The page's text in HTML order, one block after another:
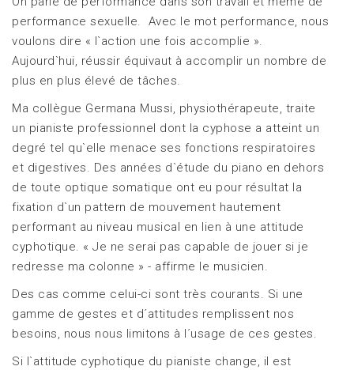
performance sexuelle. Avec le mot performance, nous
voulons dire « l`action une fois accomplie ».
Aujourd`hui, réussir équivaut à accomplir un nombre de
plus en plus élevé de tâches.
Ma collègue Germana Mussi, physiothérapeute, traite
un pianiste professionnel dont la cyphose a atteint un
degré tel qu`elle menace ses fonctions respiratoires
et digestives. Des années d`étude du piano en dehors
de toute optique somatique ont eu pour résultat la
fixation d`un pattern de mouvement hautement
performant au niveau musical en lien à une attitude
cyphotique. « Je ne serai pas capable de jouer si je
redresse ma colonne » - affirme le musicien.
Des cas comme celui-ci sont très courants. Si une
gamme de gestes et d´attitudes remplissent nos
besoins, nous nous limitons à l´usage de ces gestes.
Si l`attitude cyphotique du pianiste change, il est